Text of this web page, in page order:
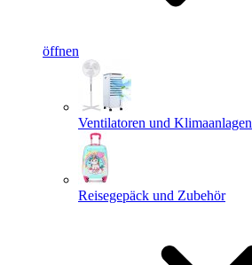
öffnen
Ventilatoren und Klimaanlagen
Reisegepäck und Zubehör